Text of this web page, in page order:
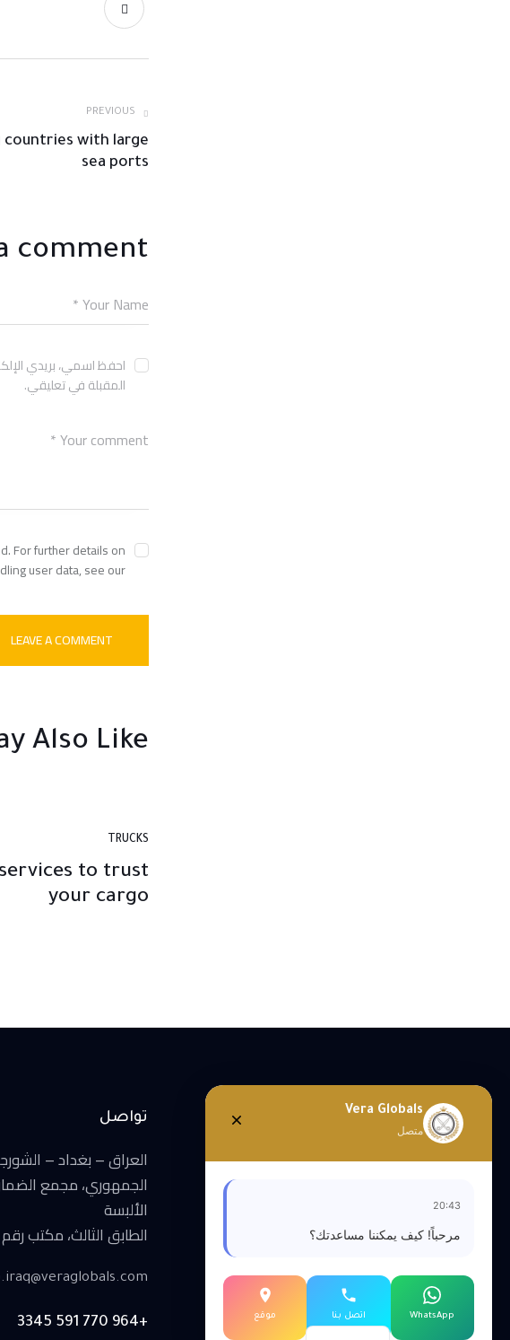
PREVIOUS
countries with large
sea ports
comment
احفظ اسمي، بريدي
المقبلة في تعليقي.
For further details on
user data, see our
Also Like
TRUCKS
services to trust
your cargo
تواصل
العراق – بغداد –
الجمهوري، مجمع
الألبسة
الطابق الثالث، مكتب رقم 306
+964 770 591 3345
Vera Globals
متصل
20:43
مرحباً! كيف يمكننا مساعدتك؟
WhatsApp اتصل بنا موقع